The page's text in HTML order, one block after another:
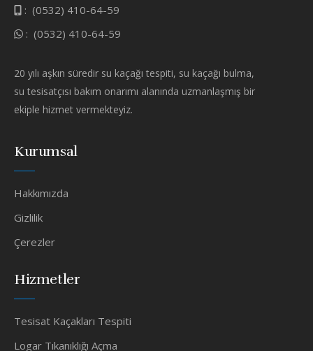
: (0532) 410-64-59
: (0532) 410-64-59
20 yılı aşkın süredir su kaçağı tespiti, su kaçağı bulma,
su tesisatçısı bakım onarımı alanında uzmanlaşmış bir
ekiple hizmet vermekteyiz.
Kurumsal
Hakkımızda
Gizlilik
Çerezler
Hizmetler
Tesisat Kaçakları Tespiti
Logar Tıkanıklığı Açma